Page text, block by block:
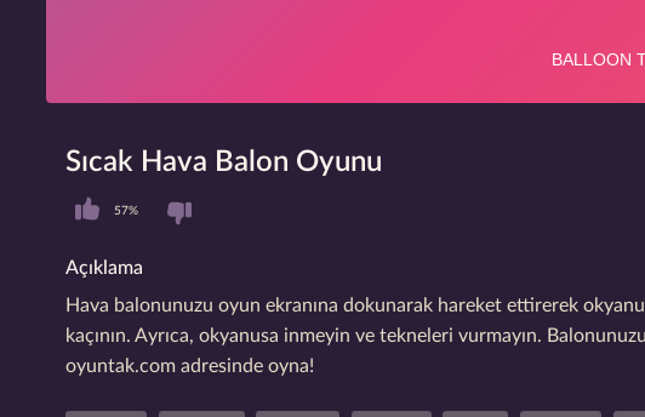
Sıcak Hava Balon Oyunu
57%
Açıklama
Hava balonunuzu oyun ekranına dokunarak hareket ettirerek
kaçının. Ayrıca, okyanusa inmeyin ve tekneleri vurmayın.
oyuntak.com adresinde oyna!